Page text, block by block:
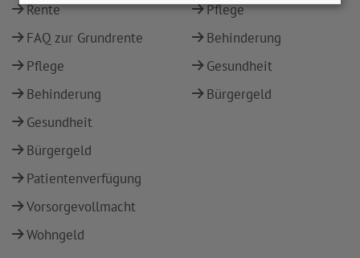
Rente
FAQ zur Grundrente
Pflege
Behinderung
Gesundheit
Bürgergeld
Patientenverfügung
Vorsorgevollmacht
Wohngeld
Pflege
Behinderung
Gesundheit
Bürgergeld